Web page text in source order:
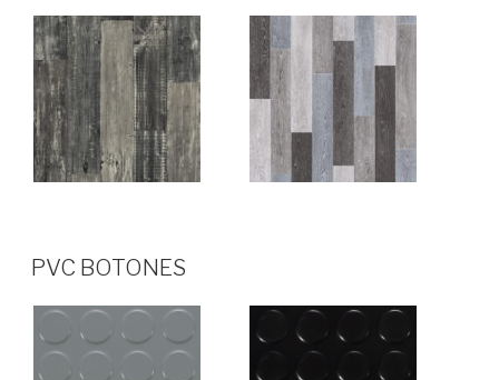
PUBLICADO
EN
PVC BOTONES